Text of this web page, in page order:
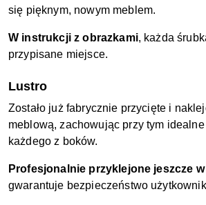
się pięknym, nowym meblem.
W instrukcji z obrazkami, każda
przypisane miejsce.
Lustro
Zostało już fabrycznie przycięte i
meblową, zachowując przy tym idealne
każdego z boków.
Profesjonalnie przyklejone jeszcze
gwarantuje bezpieczeństwo